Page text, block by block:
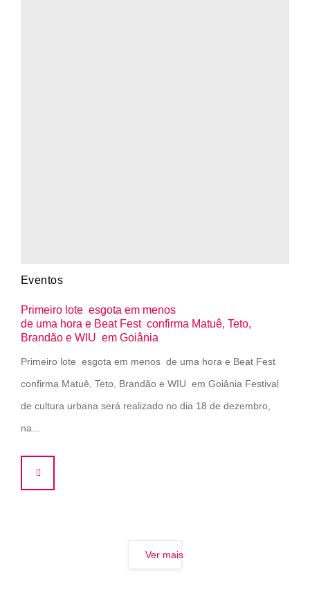
Eventos
Primeiro lote esgota em menos
de uma hora e Beat Fest confirma Matuê, Teto,
Brandão e WIU em Goiânia
Primeiro lote esgota em menos de uma hora e Beat Fest
confirma Matuê, Teto, Brandão e WIU em Goiânia Festival
de cultura urbana será realizado no dia 18 de dezembro,
na...
Ver mais